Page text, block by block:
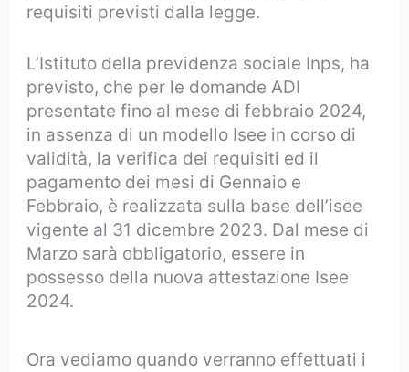
requisiti previsti dalla legge.
L’Istituto della previdenza sociale Inps, ha
previsto, che per le domande ADI
presentate fino al mese di febbraio 2024,
in assenza di un modello Isee in corso di
validità, la verifica dei requisiti ed il
pagamento dei mesi di Gennaio e
Febbraio, è realizzata sulla base dell’isee
vigente al 31 dicembre 2023. Dal mese di
Marzo sarà obbligatorio, essere in
possesso della nuova attestazione Isee
2024.
Ora vediamo quando verranno effettuati i